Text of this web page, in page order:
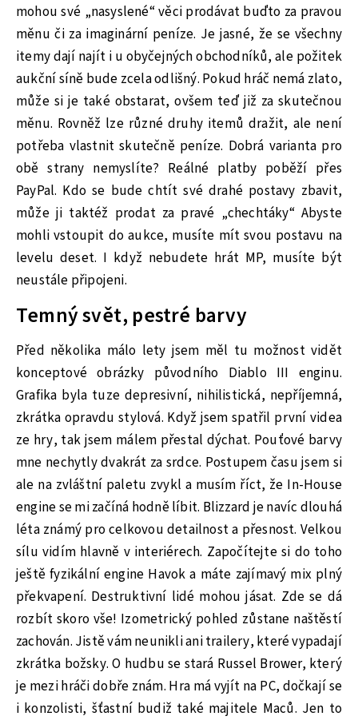
mohou své „nasyslené“ věci prodávat buďto za pravou
měnu či za imaginární peníze. Je jasné, že se všechny
itemy dají najít i u obyčejných obchodníků, ale požitek
aukční síně bude zcela odlišný. Pokud hráč nemá zlato,
může si je také obstarat, ovšem teď již za skutečnou
měnu. Rovněž lze různé druhy itemů dražit, ale není
potřeba vlastnit skutečně peníze. Dobrá varianta pro
obě strany nemyslíte? Reálné platby poběží přes
PayPal. Kdo se bude chtít své drahé postavy zbavit,
může ji taktéž prodat za pravé „chechtáky“ Abyste
mohli vstoupit do aukce, musíte mít svou postavu na
levelu deset. I když nebudete hrát MP, musíte být
neustále připojeni.
Temný svět, pestré barvy
Před několika málo lety jsem měl tu možnost vidět
konceptové obrázky původního Diablo III enginu.
Grafika byla tuze depresivní, nihilistická, nepříjemná,
zkrátka opravdu stylová. Když jsem spatřil první videa
ze hry, tak jsem málem přestal dýchat. Pouťové barvy
mne nechytly dvakrát za srdce. Postupem času jsem si
ale na zvláštní paletu zvykl a musím říct, že In-House
engine se mi začíná hodně líbit. Blizzard je navíc dlouhá
léta známý pro celkovou detailnost a přesnost. Velkou
sílu vidím hlavně v interiérech. Započítejte si do toho
ještě fyzikální engine Havok a máte zajímavý mix plný
překvapení. Destruktivní lidé mohou jásat. Zde se dá
rozbít skoro vše! Izometrický pohled zůstane naštěstí
zachován. Jistě vám neunikli ani trailery, které vypadají
zkrátka božsky. O hudbu se stará Russel Brower, který
je mezi hráči dobře znám. Hra má vyjít na PC, dočkají se
i konzolisti, šťastní budiž také majitele Maců. Jen to